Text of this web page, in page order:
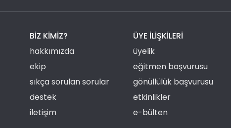
BIZ KIMIZ?
hakkımızda
ekip
sıkça sorulan sorular
destek
iletişim
ÜYE ILIŞKILERI
üyelik
eğitmen başvurusu
gönüllülük başvurusu
etkinlikler
e-bülten